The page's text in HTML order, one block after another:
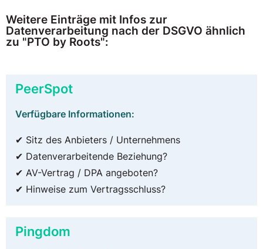
Weitere Einträge mit Infos zur
Datenverarbeitung nach der DSGVO ähnlich
zu "PTO by Roots":
PeerSpot
Verfügbare Informationen:
✔ Sitz des Anbieters / Unternehmens
✔ Datenverarbeitende Beziehung?
✔ AV-Vertrag / DPA angeboten?
✔ Hinweise zum Vertragsschluss?
Pingdom